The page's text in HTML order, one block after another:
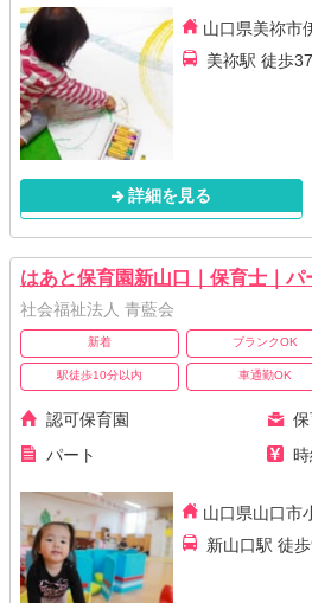
山口県美祢市
美祢駅 徒歩
詳細を見る
はあと保育園新山口｜保育士｜パ
社会福祉法人 青藍会
新着 ブランクOK
駅徒歩10分以内 車通勤OK
認可保育園
パート
山口県山口市
新山口駅 徒